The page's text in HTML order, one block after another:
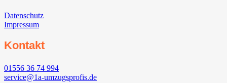
Datenschutz
Impressum
Kontakt
01556 36 74 994
service@1a-umzugsprofis.de